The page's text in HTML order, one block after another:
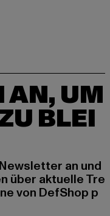
AN, UM
BLEI
an und
über aktuelle Tre
von DefShop p